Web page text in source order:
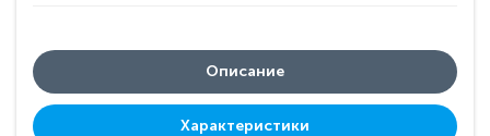
Описание
Характеристики